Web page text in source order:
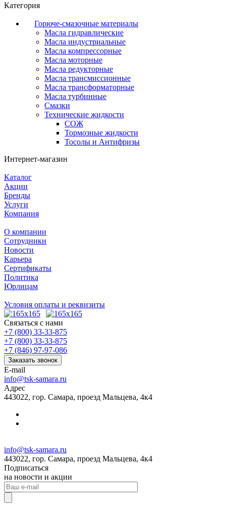
Категория
Горюче-смазочные материалы
Масла гидравлические
Масла индустриальные
Масла компрессорные
Масла моторные
Масла редукторные
Масла трансмиссионные
Масла трансформаторные
Масла турбинные
Смазки
Технические жидкости
СОЖ
Тормозные жидкости
Тосолы и Антифризы
Интернет-магазин
Каталог
Акции
Бренды
Услуги
Компания
О компании
Сотрудники
Новости
Карьера
Сертификаты
Политика
Юрлицам
Условия оплаты и реквизиты
Связаться с нами
+7 (800) 33-33-875
+7 (800) 33-33-875
+7 (846) 97-97-086
Заказать звонок
E-mail
info@tsk-samara.ru
Адрес
443022, гор. Самара, проезд Мальцева, 4к4
info@tsk-samara.ru
443022, гор. Самара, проезд Мальцева, 4к4
Подписаться
на новости и акции